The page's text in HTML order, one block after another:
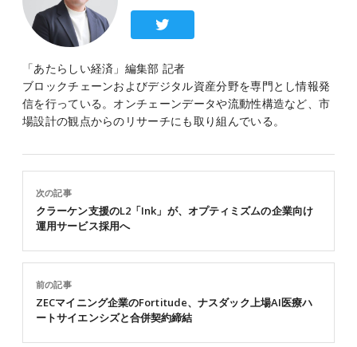
「あたらしい経済」編集部 記者
ブロックチェーンおよびデジタル資産分野を専門とし情報発
信を行っている。オンチェーンデータや流動性構造など、市
場設計の観点からのリサーチにも取り組んでいる。
前の記事
ZECマイニング企業のFortitude、ナスダック上場AI医療ハ
ートサイエンシズと合併契約締結
次の記事
クラーケン支援のL2「Ink」が、オプティミズムの企業向け
運用サービス採用へ